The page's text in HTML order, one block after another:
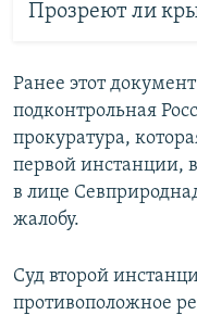
Прозреют ли
Ранее этот
подконтрольная
прокуратура,
первой инстанции, в
в лице
жалобу.
Суд второй
противоположное